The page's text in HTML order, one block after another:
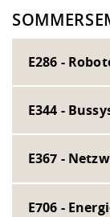
E286 -
E344 -
E367 -
E706 -